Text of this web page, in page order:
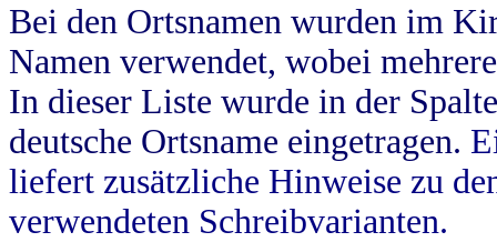
Bei den Ortsnamen wurden im
Namen verwendet, wobei
In dieser Liste wurde in der
deutsche Ortsname eingetragen.
liefert zusätzliche Hinweise zu
verwendeten Schreibvarianten.